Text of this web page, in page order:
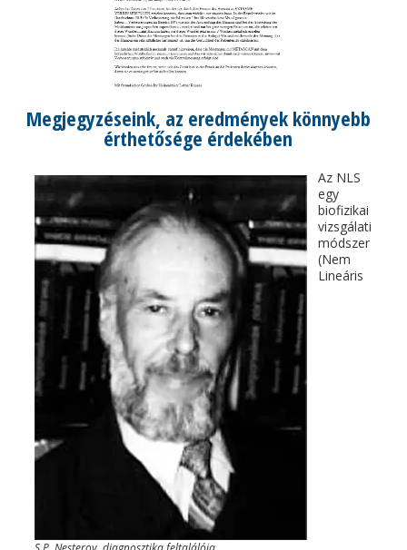
Megjegyzéseink, az eredmények könnyebb
érthetősége érdekében
Az NLS
egy
biofizikai
vizsgálati
módszer
(Nem
Lineáris